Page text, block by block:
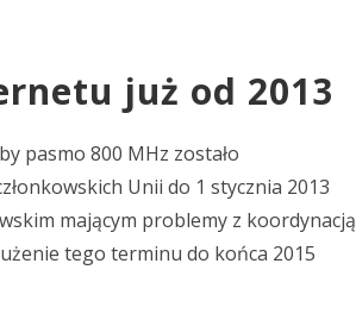
już od 2013
pasmo 800 MHz zostało
Unii do 1 stycznia 2013
mającym problemy z koordynacją
tego terminu do końca 2015